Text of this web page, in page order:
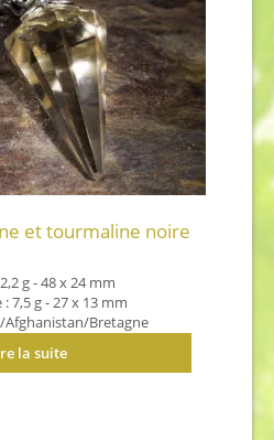
et tourmaline noire
g - 48 x 24 mm
7,5 g - 27 x 13 mm
Afghanistan/Bretagne
la suite